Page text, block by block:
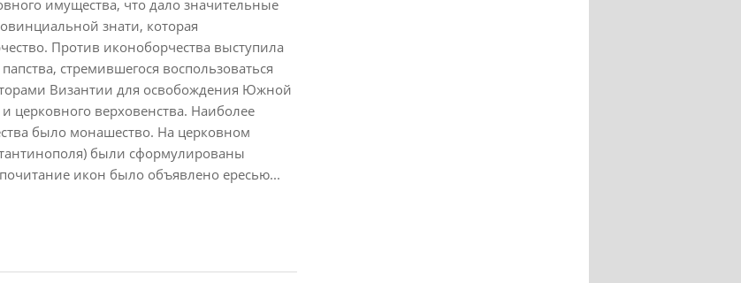
имущества, что дало значительные
знати, которая
Против иконоборчества выступила
стремившегося воспользоваться
Византии для освобождения Южной
церковного верховенства. Наиболее
было монашество. На церковном
были сформулированы
икон было объявлено ересью...